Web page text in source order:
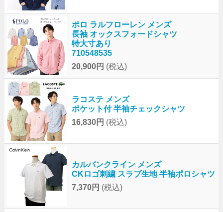
ポロ ラルフローレン メンズ
長袖 オックスフォードシャツ
特大寸あり
710548535
20,900円 (税込)
ラコステ メンズ
ポケット付 半袖チェックシャツ
16,830円 (税込)
カルバンクライン メンズ
CKロゴ刺繍 スラブ生地 半袖ポロシャツ
7,370円 (税込)